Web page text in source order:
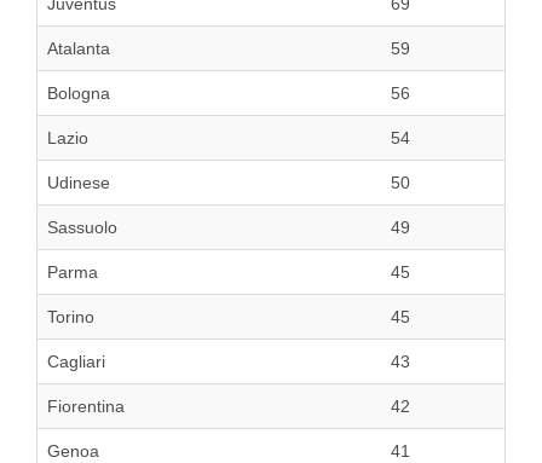
Juventus 69
Atalanta 59
Bologna 56
Lazio 54
Udinese 50
Sassuolo 49
Parma 45
Torino 45
Cagliari 43
Fiorentina 42
Genoa 41